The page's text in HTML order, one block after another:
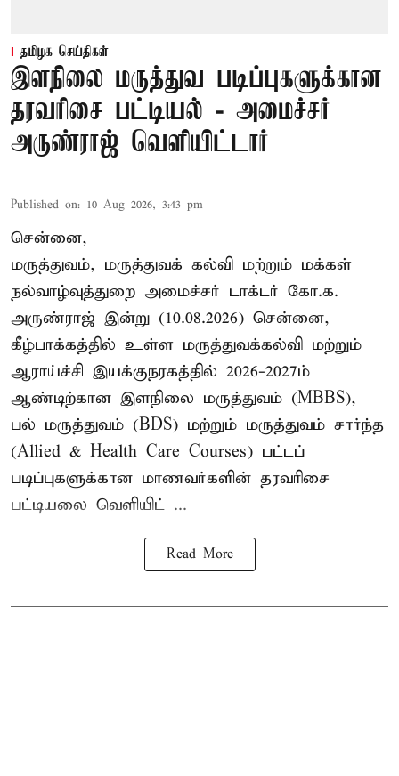
தமிழக செய்திகள்
இளநிலை மருத்துவ படிப்புகளுக்கான
தரவரிசை பட்டியல் - அமைச்சர்
அருண்ராஜ் வெளியிட்டார்
Published on: 10 Aug 2026, 3:43 pm
சென்னை,
மருத்துவம், மருத்துவக் கல்வி மற்றும் மக்கள்
நல்வாழ்வுத்துறை அமைச்சர் டாக்டர் கோ.க.
அருண்ராஜ் இன்று (10.08.2026) சென்னை,
கீழ்பாக்கத்தில் உள்ள மருத்துவக்கல்வி மற்றும்
ஆராய்ச்சி இயக்குநரகத்தில் 2026-2027ம்
ஆண்டிற்கான இளநிலை மருத்துவம் (MBBS),
பல் மருத்துவம் (BDS) மற்றும் மருத்துவம் சார்ந்த
(Allied & Health Care Courses) பட்டப்
படிப்புகளுக்கான மாணவர்களின் தரவரிசை
பட்டியலை வெளியிட் ...
Read More